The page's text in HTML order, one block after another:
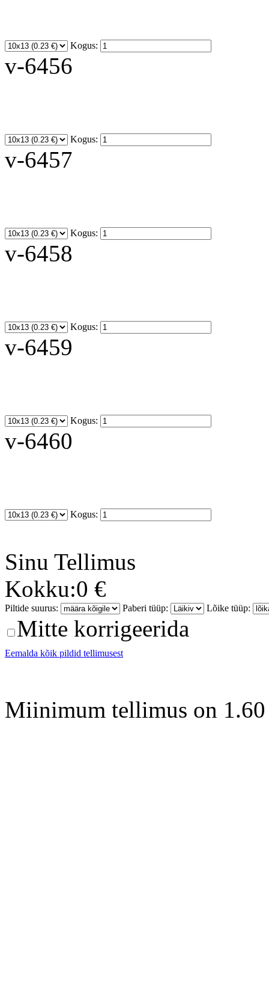
Kogus:
v-6456
Kogus:
v-6457
Kogus:
v-6458
Kogus:
v-6459
Kogus:
v-6460
Kogus:
Sinu Tellimus
Kokku:0 €
Piltide suurus: Paberi tüüp: Lõike tüüp:
Mitte korrigeerida
Eemalda kõik pildid tellimusest
Miinimum tellimus on